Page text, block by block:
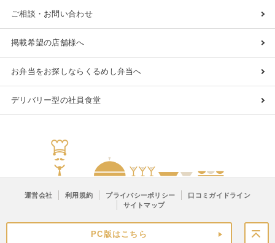
ご相談・お問い合わせ
掲載希望の店舗様へ
お弁当をお探しならくるめし弁当へ
デリバリー型の社員食堂
運営会社 利用規約 プライバシーポリシー
口コミガイドライン
サイトマップ
PC版はこちら